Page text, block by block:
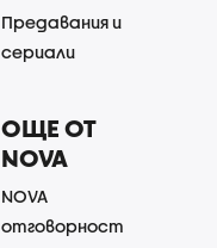
Предавания и
сериали
ОЩЕ ОТ
NOVA
NOVA
отговорност